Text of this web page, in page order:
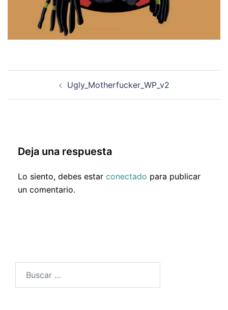
Ugly_Motherfucker_WP_v2
Deja una respuesta
Lo siento, debes estar conectado para publicar
un comentario.